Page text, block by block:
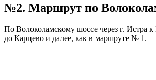
№2. Маршрут по
По Волоколамскому шоссе через г. Истра
до Карцево и далее, как в маршруте № 1.